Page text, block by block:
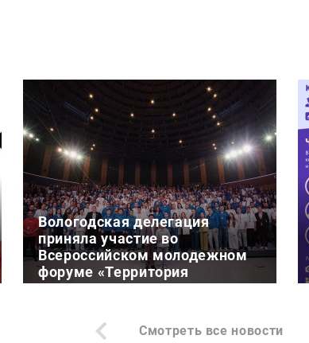
Вологодская делегация
приняла участие во
Всероссийском молодежном
форуме «Территория
Представители Вологодской
Смотреть все новости